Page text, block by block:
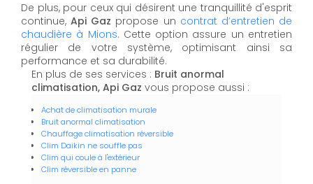
De plus, pour ceux qui désirent une tranquillité d'esprit
continue,Api Gaz propose un contrat d’entretien de
chaudière à Mions. Cette option assure un entretien
régulier de votre système, optimisant ainsi sa
performance et sa durabilité.
En plus de ses services : Bruit anormal
climatisation, Api Gaz vous propose aussi :
Achat de climatisation murale
Bruit anormal climatisation
Chauffage climatisation réversible
Clim Daikin ne souffle pas
Clim qui coule à l'extérieur
Clim réversible en panne